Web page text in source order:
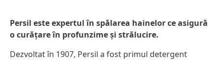
Persil este expertul în spălarea hainelor ce asigură
o curățare în profunzime și strălucire.
Dezvoltat în 1907, Persil a fost primul detergent